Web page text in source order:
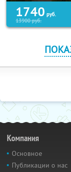
1740 руб.
13900руб.
Компания
Основное
Публикации о нас